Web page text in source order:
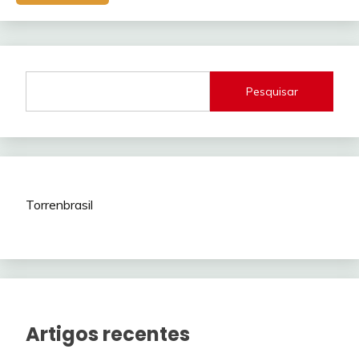
Pesquisar
Torrenbrasil
Artigos recentes